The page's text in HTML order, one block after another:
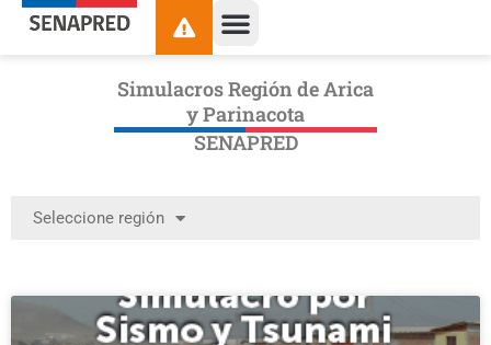
Simulacros Región de Arica
y Parinacota
SENAPRED
Seleccione región